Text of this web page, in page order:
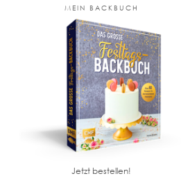
MEIN BACKBUCH
Jetzt bestellen!